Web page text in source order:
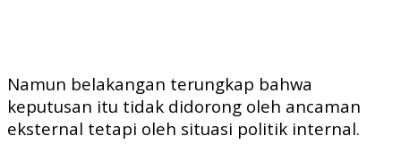
Namun belakangan terungkap bahwa
keputusan itu tidak didorong oleh ancaman
eksternal tetapi oleh situasi politik internal.